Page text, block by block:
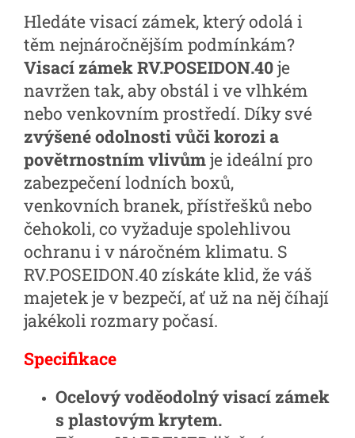
Hledáte visací zámek, který odolá i
těm nejnáročnějším podmínkám?
Visací zámek RV.POSEIDON.40je
navržen tak, aby obstál i ve vlhkém
nebo venkovním prostředí. Díky své
zvýšené odolnosti vůči korozi a
povětrnostním vlivůmje ideální pro
zabezpečení lodních boxů,
venkovních branek, přístřešků nebo
čehokoli, co vyžaduje spolehlivou
ochranu i v náročném klimatu. S
RV.POSEIDON.40 získáte klid, že váš
majetek je v bezpečí, ať už na něj číhají
jakékoli rozmary počasí.
Specifikace
Ocelový voděodolný visací zámek
s plastovým krytem.